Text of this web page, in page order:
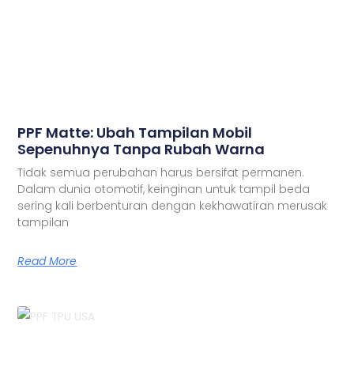
PPF Matte: Ubah Tampilan Mobil
Sepenuhnya Tanpa Rubah Warna
Tidak semua perubahan harus bersifat permanen.
Dalam dunia otomotif, keinginan untuk tampil beda
sering kali berbenturan dengan kekhawatiran merusak
tampilan
Read More